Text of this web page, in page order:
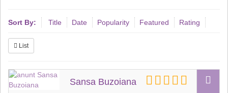
Sort By: Title Date Popularity Featured Rating
List
Sansa Buzoiana